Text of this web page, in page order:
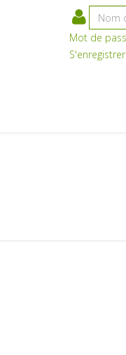
Mot de
S'enregistrer